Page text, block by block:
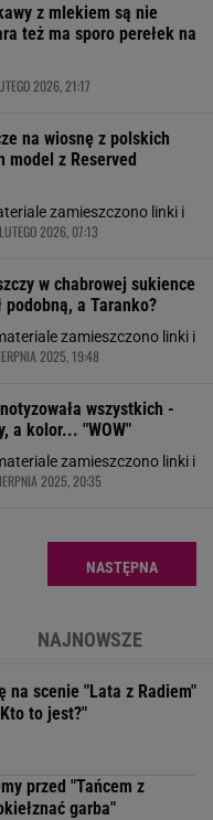
z mlekiem są nie
też ma sporo perełek na
2026, 21:17
na wiosnę z polskich
model z Reserved
zamieszczono linki i
2026, 07:13
w chabrowej sukience
podobną, a Taranko?
zamieszczono linki i
2025, 19:48
wszystkich -
a kolor... "WOW"
zamieszczono linki i
2025, 20:35
NASTĘPNA
NAJNOWSZE
na scenie "Lata z Radiem"
to jest?"
przed "Tańcem z
garba"